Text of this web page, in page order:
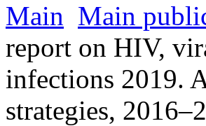
Main Main
report on HIV,
infections 2019.
strategies,